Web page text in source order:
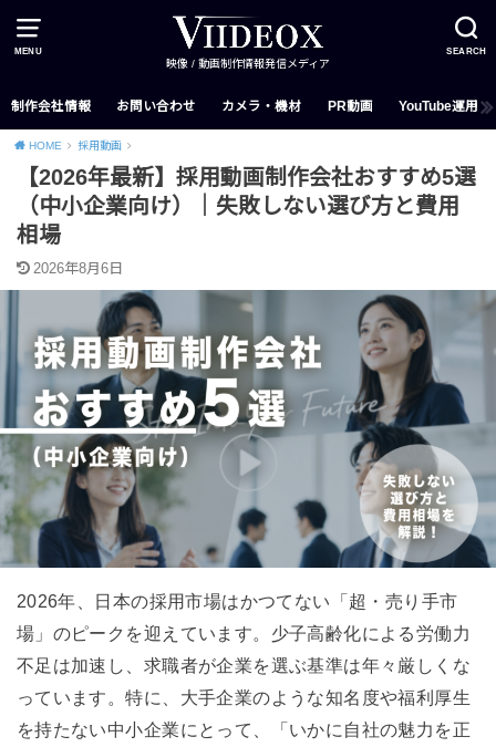
MENU SEARCH
映像 / 動画制作情報発信メディア
制作会社情報 お問い合わせ カメラ・機材 PR動画 YouTube運用
HOME 採用動画
【2026年最新】採用動画制作会社おすすめ5選
（中小企業向け）｜失敗しない選び方と費用
相場
2026年8月6日
2026年、日本の採用市場はかつてない「超・売り手市
場」のピークを迎えています。少子高齢化による労働力
不足は加速し、求職者が企業を選ぶ基準は年々厳しくな
っています。特に、大手企業のような知名度や福利厚生
を持たない中小企業にとって、「いかに自社の魅力を正